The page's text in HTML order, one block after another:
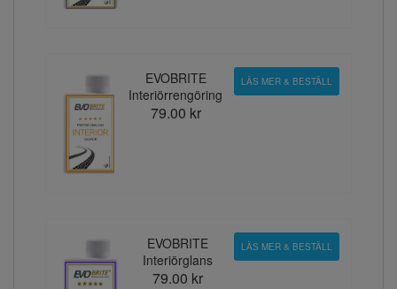
EVOBRITE
Interiörrengöring
79.00 kr
LÄS MER & BESTÄLL
EVOBRITE
Interiörglans
79.00 kr
LÄS MER & BESTÄLL